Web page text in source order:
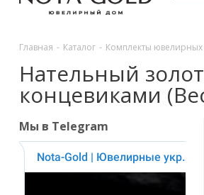
Главная - Каталог - Комплекты
Нательный
концевиками
Мы в Telegram